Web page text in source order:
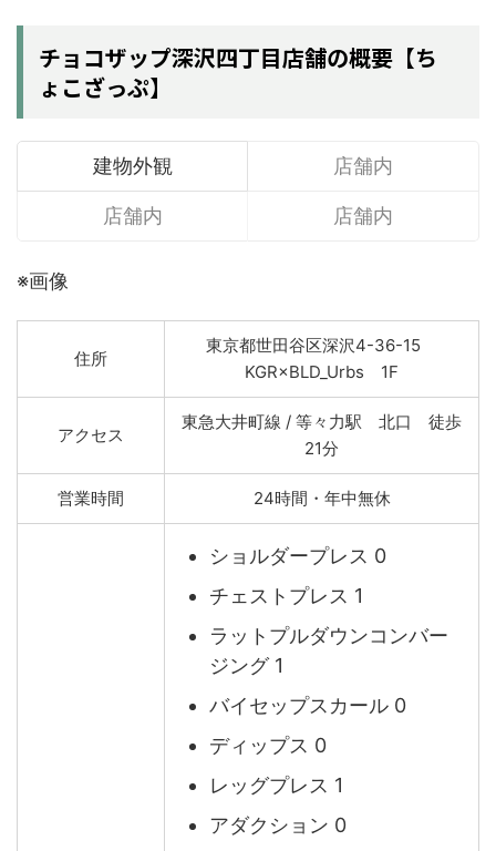
チョコザップ深沢四丁目店舗の概要【ち
ょこざっぷ】
建物外観 店舗内
店舗内 店舗内
※画像
住所
東京都世田谷区深沢4-36-15
KGR×BLD_Urbs 1F
アクセス
東急大井町線 / 等々力駅 北口 徒歩
21分
営業時間 24時間・年中無休
ショルダープレス 0
チェストプレス 1
ラットプルダウンコンバー
ジング 1
バイセップスカール 0
ディップス 0
レッグプレス 1
アダクション 0